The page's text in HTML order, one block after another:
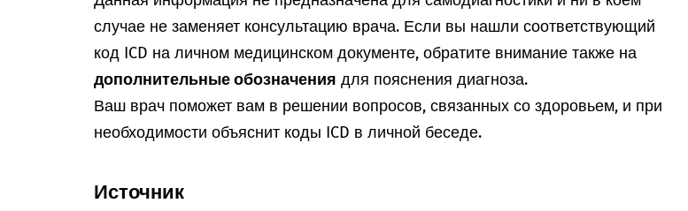
случае не заменяет консультацию врача. Если вы нашли соответствующий
код ICD на личном медицинском документе, обратите внимание также на
дополнительные обозначения для пояснения диагноза.
Ваш врач поможет вам в решении вопросов, связанных со здоровьем, и при
необходимости объяснит коды ICD в личной беседе.
Источник